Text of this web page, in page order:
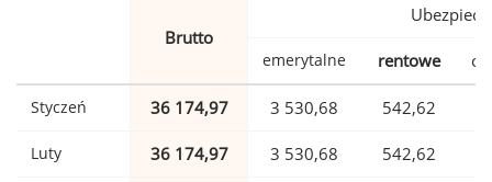
Brutto
emerytalne rentowe
Styczeń 36 174,97 3 530,68 542,62
Luty 36 174,97 3 530,68 542,62